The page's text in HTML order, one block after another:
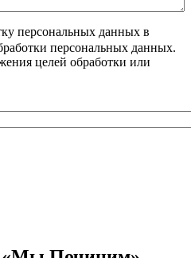
о текстовых форматах
персональных данных в
персональных данных.
целей обработки или